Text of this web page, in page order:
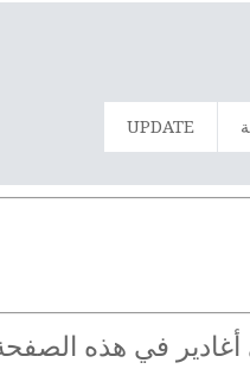
UPDATE
أغادير في هذه